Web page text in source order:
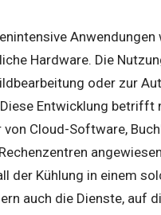
Hardware. Die
oder zur
Entwicklung betrifft
Cloud-Software,
der Kühlung in einem
auch die Dienste, auf